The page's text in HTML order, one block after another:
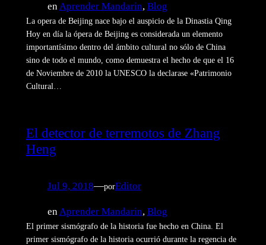
enAprender Mandarin, Blog
La opera de Beijing nace bajo el auspicio de la Dinastia Qing
Hoy en día la ópera de Beijing es considerada un elemento
importantísimo dentro del ámbito cultural no sólo de China
sino de todo el mundo, como demuestra el hecho de que el 16
de Noviembre de 2010 la UNESCO la declarase «Patrimonio
Cultural…
El detector de terremotos de Zhang
Heng
Jul 9, 2018—porEditor
enAprender Mandarin, Blog
El primer sismógrafo de la historia fue hecho en China. El
primer sismógrafo de la historia ocurrió durante la regencia de